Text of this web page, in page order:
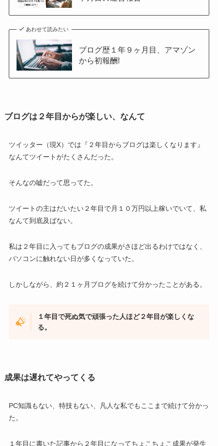
あわせて読みたい
ブログ歴１年９ヶ月目、アマゾン
から初報酬!
ブログは２年目からが楽しい、なんて
ツイッター（現X）では『２年目からブログは楽しくなります』
なんてツイートがたくさんだった。
そんなの嘘だって思ってた。
ツイートの主はだいたい２年目で月１０万円以上稼いでいて、私
なんて到底及ばない。
私は２年目に入ってもブログの成果がさほど出るわけではなく、
パソコンに触れない日が多くなっていた。
しかしながら、約２１ヶ月ブログを続けて分かったことがある。
１年目で死ぬ気で頑張った人ほど２年目が楽しくな
る。
成果は遅れてやってくる
PC知識もない、特技もない、凡人な私でもここまで続けて分かっ
た。
１年目に書いた記事から２年目になってちょこちょこ成果が発生